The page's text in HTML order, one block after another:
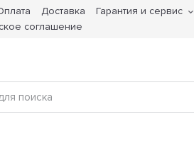
Доставка Гарантия и сервис
соглашение